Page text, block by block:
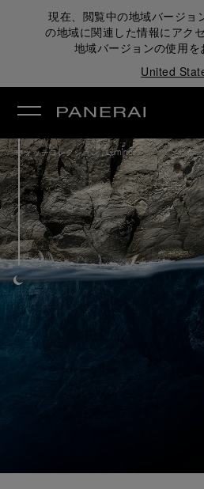
現在、閲覧中の地域バージョ
の地域に関連した情報にアク
地域バージョンの使用を
United
ウォッチコレクション /Luminor